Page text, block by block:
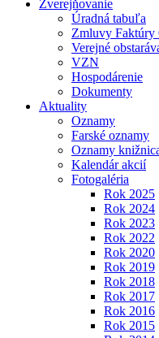
Zverejňovanie
Úradná tabuľa
Zmluvy Faktúry
Verejné
VZN
Hospodárenie
Dokumenty
Aktuality
Oznamy
Farské oznamy
Oznamy
Kalendár akcií
Fotogaléria
Rok 2025
Rok 2024
Rok 2023
Rok 2022
Rok 2020
Rok 2019
Rok 2018
Rok 2017
Rok 2016
Rok 2015